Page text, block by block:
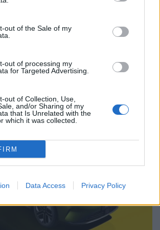
out of the Sale of my
out of processing my
for Targeted Advertising.
out of Collection, Use,
and/or Sharing of my
that Is Unrelated with the
which it was collected.
Data Access Privacy Policy
Elroq 85X RS: Antídoto para
09/08/2026